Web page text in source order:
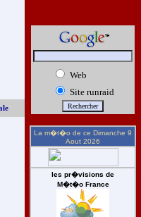
Web
Site runraid
La m�t�o de ce Dimanche 9
Aout 2026
les pr�visions de
M�t�o France